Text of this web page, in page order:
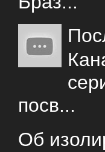
посв...
Об